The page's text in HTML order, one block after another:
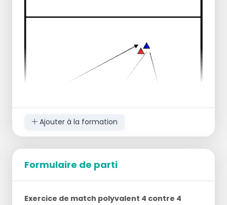
4 attaquants et 4 défenseurs.
Exercice :
Ajouter à la formation
Formulaire de parti
Exercice de match polyvalent 4 contre 4